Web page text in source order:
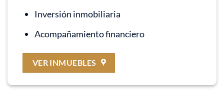
Inversión inmobiliaria
Acompañamiento financiero
VER INMUEBLES